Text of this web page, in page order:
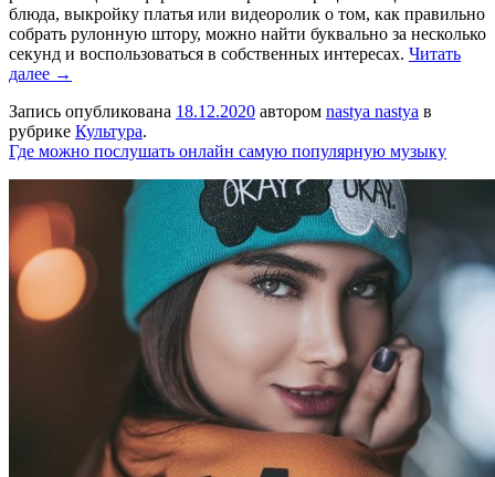
блюда, выкройку платья или видеоролик о том, как правильно
собрать рулонную штору, можно найти буквально за несколько
секунд и воспользоваться в собственных интересах. Читать
далее →
Запись опубликована 18.12.2020 автором nastya nastya в
рубрике Культура.
Где можно послушать онлайн самую популярную музыку